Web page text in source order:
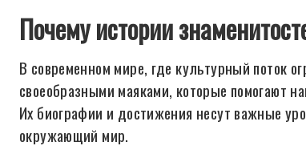
Почему истории
В современном мире, где культурный поток
своеобразными маяками, которые помогают
Их биографии и достижения несут важные
окружающий мир.